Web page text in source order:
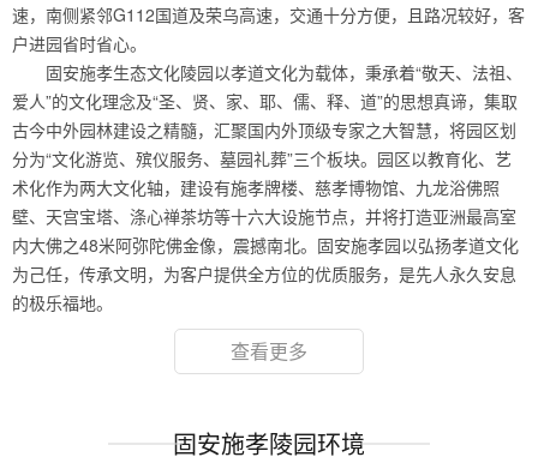
速，南侧紧邻G112国道及荣乌高速，交通十分方便，且路况较好，客
户进园省时省心。
固安施孝生态文化陵园以孝道文化为载体，秉承着“敬天、法祖、
爱人”的文化理念及“圣、贤、家、耶、儒、释、道”的思想真谛，集取
古今中外园林建设之精髓，汇聚国内外顶级专家之大智慧，将园区划
分为“文化游览、殡仪服务、墓园礼葬”三个板块。园区以教育化、艺
术化作为两大文化轴，建设有施孝牌楼、慈孝博物馆、九龙浴佛照
壁、天宫宝塔、涤心禅茶坊等十六大设施节点，并将打造亚洲最高室
内大佛之48米阿弥陀佛金像，震撼南北。固安施孝园以弘扬孝道文化
为己任，传承文明，为客户提供全方位的优质服务，是先人永久安息
的极乐福地。
查看更多
固安施孝陵园环境